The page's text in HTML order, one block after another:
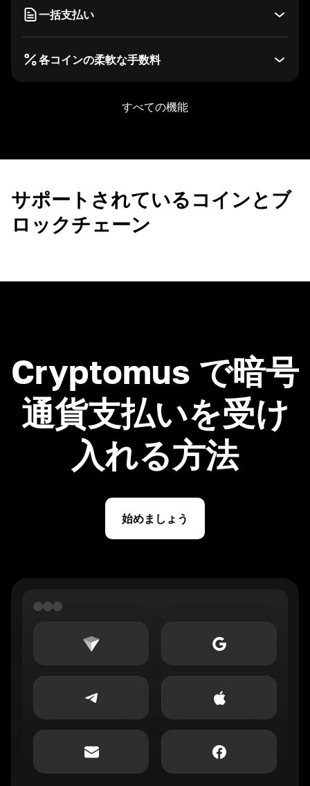
一括支払い
各コインの柔軟な手数料
すべての機能
サポートされているコインとブ
ロックチェーン
Cryptomus で暗号
通貨支払いを受け
入れる方法
始めましょう